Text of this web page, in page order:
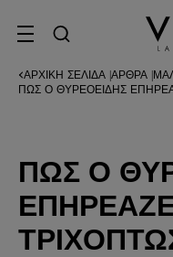
SITE MENU
ΑΡΧΙΚΉ ΣΕΛΊΔΑ ΆΡΘΡΑ
ΠΏΣ Ο ΘΥΡΕΟΕΙΔΉΣ
ΠΏΣ Ο